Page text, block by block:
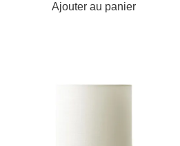
Ajouter au panier